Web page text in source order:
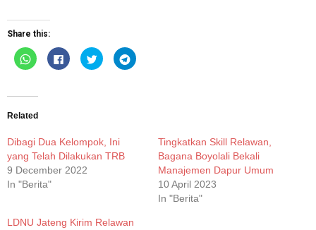
Share this:
Click
to
share
(Opens
new
Click
to
share
Click
to
share
Click
to
Related
Dibagi Dua Kelompok, Ini
yang Telah Dilakukan TRB
9 December 2022
In "Berita"
Tingkatkan Skill Relawan,
Bagana Boyolali Bekali
Manajemen Dapur Umum
10 April 2023
In "Berita"
LDNU Jateng Kirim Relawan